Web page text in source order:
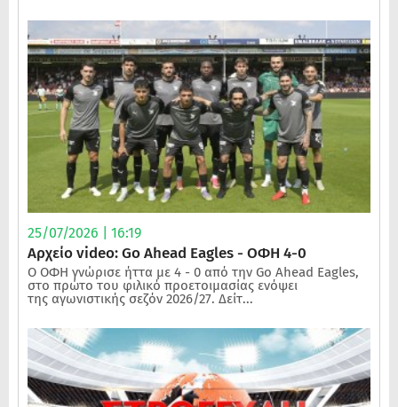
25/07/2026 | 16:19
Αρχείο video: Go Ahead Eagles - ΟΦΗ 4-0
Ο ΟΦΗ γνώρισε ήττα με 4 - 0 από την Go Ahead Eagles,
στο πρώτο του φιλικό προετοιμασίας ενόψει
της αγωνιστικής σεζόν 2026/27. Δείτ...